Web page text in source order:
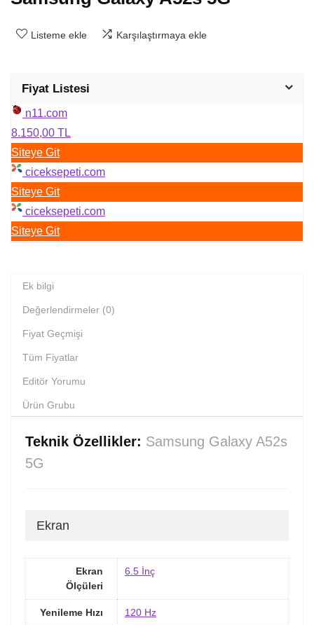
Listeme ekle Karşılaştırmaya ekle
Fiyat Listesi
n11.com
8.150,00 TL
Siteye Git
ciceksepeti.com
Siteye Git
ciceksepeti.com
Siteye Git
Ek bilgi
Değerlendirmeler (0)
Fiyat Geçmişi
Tüm Fiyatlar
Editör Yorumu
Ürün Grubu
Teknik Özellikler: Samsung Galaxy A52s
5G
Ekran
Ekran
Ölçüleri
6.5 İnç
Yenileme Hızı 120 Hz